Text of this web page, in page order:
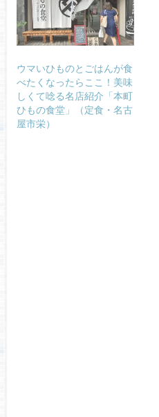
ウマいひものとごはんが食
べたくなったらここ！美味
しくて唸る名店紹介「本町
ひもの食堂」（定食・名古
屋市栄）